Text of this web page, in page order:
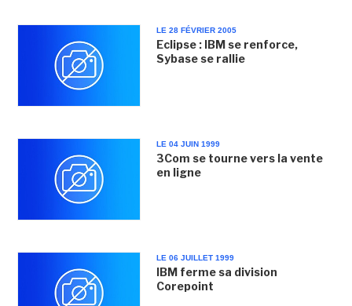
LE 28 FÉVRIER 2005
Eclipse : IBM se renforce,
Sybase se rallie
LE 04 JUIN 1999
3Com se tourne vers la vente
en ligne
LE 06 JUILLET 1999
IBM ferme sa division
Corepoint